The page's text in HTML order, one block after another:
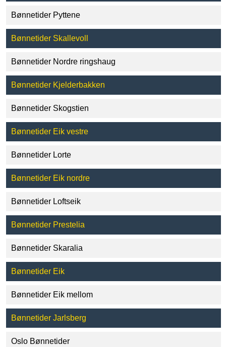
Bønnetider Pyttene
Bønnetider Skallevoll
Bønnetider Nordre ringshaug
Bønnetider Kjelderbakken
Bønnetider Skogstien
Bønnetider Eik vestre
Bønnetider Lorte
Bønnetider Eik nordre
Bønnetider Loftseik
Bønnetider Prestelia
Bønnetider Skaralia
Bønnetider Eik
Bønnetider Eik mellom
Bønnetider Jarlsberg
Oslo Bønnetider